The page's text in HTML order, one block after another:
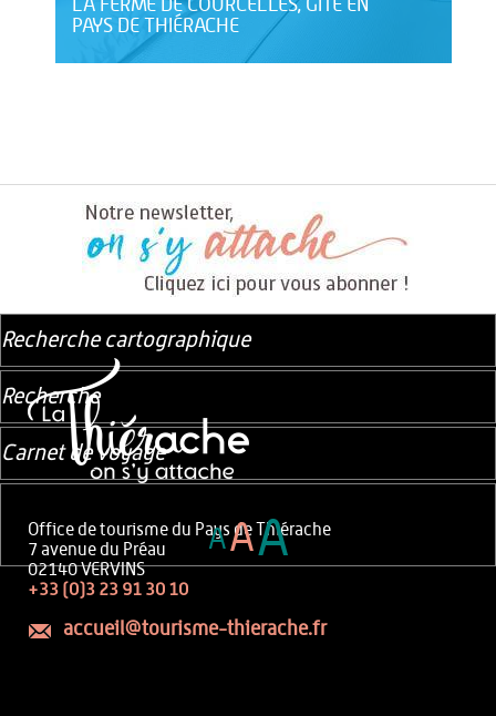
LA FERME DE COURCELLES, GITE EN
PAYS DE THIÉRACHE
Office de tourisme du Pays de Thiérache
7 avenue du Préau
02140 VERVINS
+33 (0)3 23 91 30 10
accueil@tourisme-thierache.fr
Recherche cartographique
Recherche
Carnet de voyage
AAA